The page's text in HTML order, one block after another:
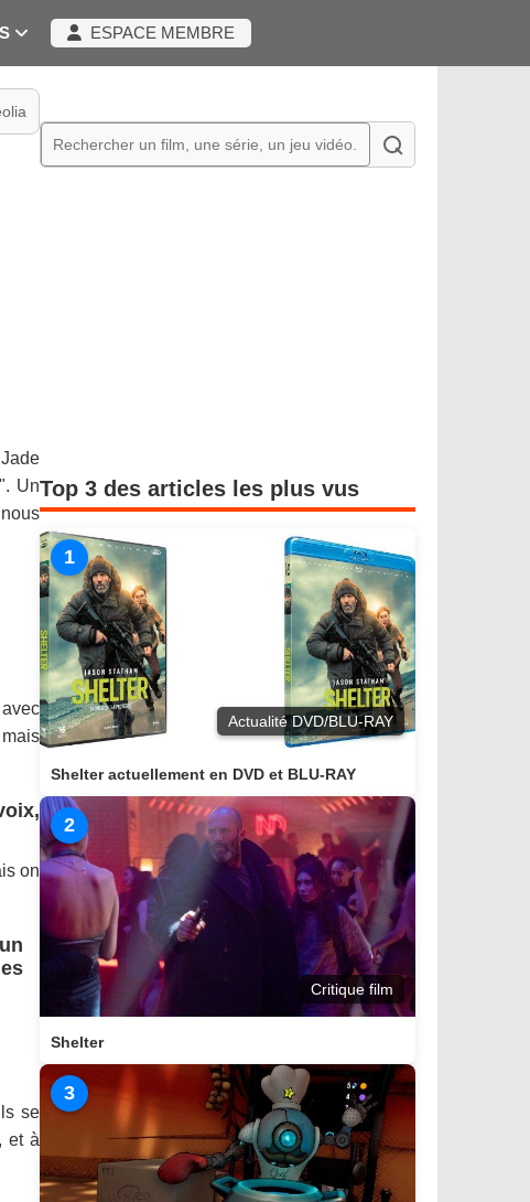
ESPACE MEMBRE
Un
on
se
et à
Top 3 des articles les plus vus
1
Actualité DVD/BLU-RAY
Shelter actuellement en DVD et BLU-RAY
2
Critique film
Shelter
3